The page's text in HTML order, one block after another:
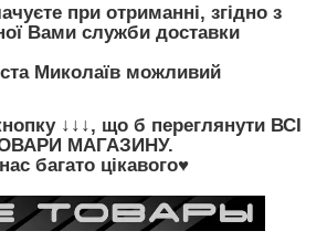
при отриманні, згідно з
Вами служби доставки
Миколаїв можливий
↓↓↓, що б переглянути ВСІ
МАГАЗИНУ.
багато цікавого♥